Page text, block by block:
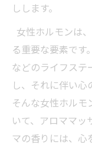
しします。
女性ホルモンは
る重要な要素です
などのライフステ
し、それに伴い心
そんな女性ホルモ
いて、アロママッ
マの香りには、